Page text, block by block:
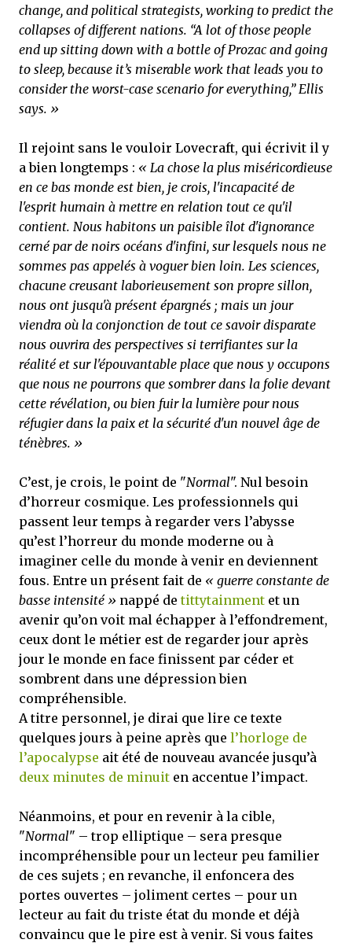
change, and political strategists, working to predict the
collapses of different nations. “A lot of those people
end up sitting down with a bottle of Prozac and going
to sleep, because it’s miserable work that leads you to
consider the worst-case scenario for everything,” Ellis
says. »
Il rejoint sans le vouloir Lovecraft, qui écrivit il y
a bien longtemps : « La chose la plus miséricordieuse
en ce bas monde est bien, je crois, l'incapacité de
l'esprit humain à mettre en relation tout ce qu'il
contient. Nous habitons un paisible îlot d'ignorance
cerné par de noirs océans d'infini, sur lesquels nous ne
sommes pas appelés à voguer bien loin. Les sciences,
chacune creusant laborieusement son propre sillon,
nous ont jusqu'à présent épargnés ; mais un jour
viendra où la conjonction de tout ce savoir disparate
nous ouvrira des perspectives si terrifiantes sur la
réalité et sur l'épouvantable place que nous y occupons
que nous ne pourrons que sombrer dans la folie devant
cette révélation, ou bien fuir la lumière pour nous
réfugier dans la paix et la sécurité d'un nouvel âge de
ténèbres. »
C’est, je crois, le point de "Normal". Nul besoin
d’horreur cosmique. Les professionnels qui
passent leur temps à regarder vers l’abysse
qu’est l’horreur du monde moderne ou à
imaginer celle du monde à venir en deviennent
fous. Entre un présent fait de « guerre constante de
basse intensité » nappé detittytainment et un
avenir qu’on voit mal échapper à l’effondrement,
ceux dont le métier est de regarder jour après
jour le monde en face finissent par céder et
sombrent dans une dépression bien
compréhensible.
A titre personnel, je dirai que lire ce texte
quelques jours à peine après que l’horloge de
l’apocalypse ait été de nouveau avancée jusqu’à
deux minutes de minuit en accentue l’impact.
Néanmoins, et pour en revenir à la cible,
"Normal" – trop elliptique – sera presque
incompréhensible pour un lecteur peu familier
de ces sujets ; en revanche, il enfoncera des
portes ouvertes – joliment certes – pour un
lecteur au fait du triste état du monde et déjà
convaincu que le pire est à venir. Si vous faites